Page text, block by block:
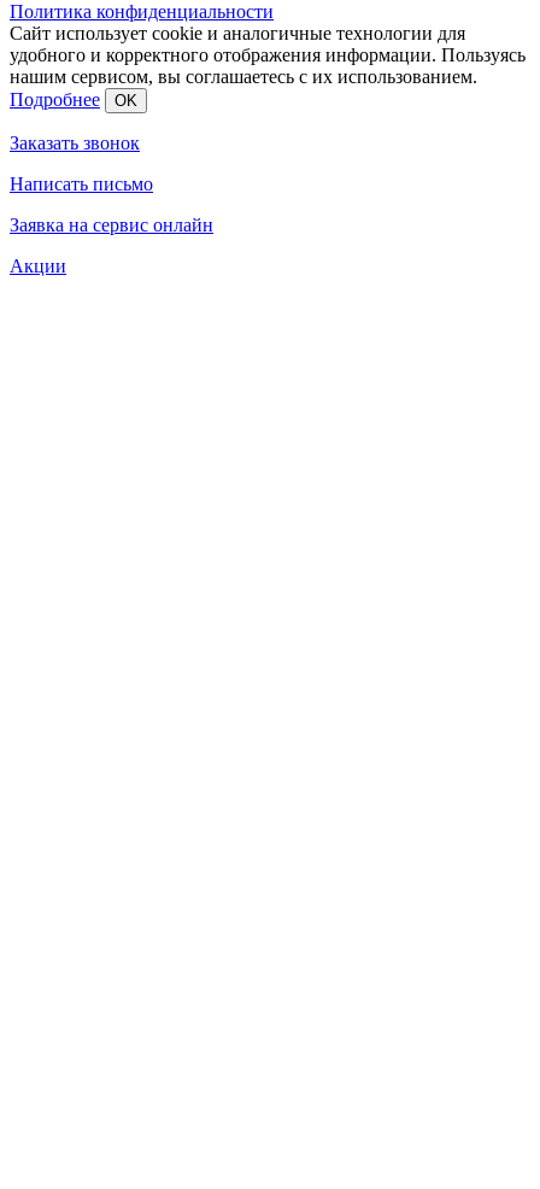
Политика конфиденциальности
Сайт использует cookie и аналогичные технологии для
удобного и корректного отображения информации. Пользуясь
нашим сервисом, вы соглашаетесь с их использованием.
Подробнее
OK
Заказать звонок
Написать письмо
Заявка на сервис онлайн
Акции